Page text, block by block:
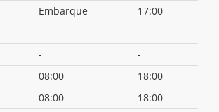
Embarque
17:00
-
-
-
-
08:00
18:00
08:00
18:00